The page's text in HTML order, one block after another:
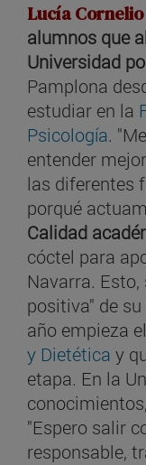
Lucía Cornelio
alumnos que
Universidad
Pamplona
estudiar en la
Psicología.
entender
las diferentes
porqué
Calidad
cóctel para
Navarra.
positiva" de
año empieza
y Dietética y
etapa. En la
conocimientos,
"Espero salir
responsable,